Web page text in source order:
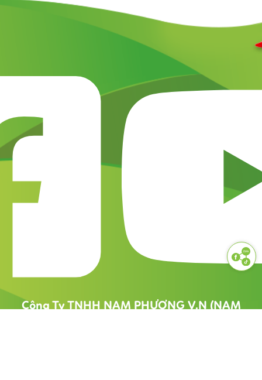
Công Ty TNHH NAM PHƯƠNG V.N (NAM